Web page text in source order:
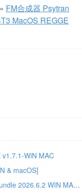
» FM合成器 Psytran
MacOS REGGE
WiN MAC
& macOS]
声音素材预置合集 Arturia Sound Banks Bundle 2026.6.2 WIN MAC